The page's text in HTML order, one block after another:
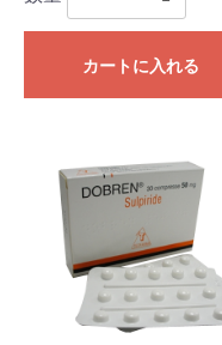
カートに入れる